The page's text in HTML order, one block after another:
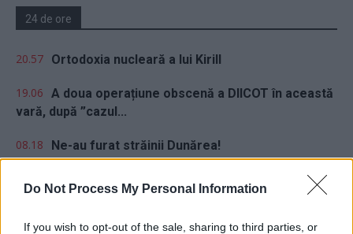
Do Not Process My Personal Information
If you wish to opt-out of the sale, sharing to third parties, or
24 de ore
20.57 Ortodoxia nucleară a lui Kirill
19.06 A doua operațiune obscenă a DIICOT în această
vară, după ”cazul...
08.18 Ne-au furat străinii Dunărea!
VIDEO. De ce să scufundăm 5 barje românești?
Nu mai bine...